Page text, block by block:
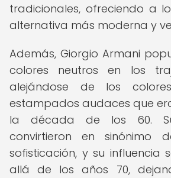
tradicionales, ofreciendo a
alternativa más moderna y
Además, Giorgio Armani
colores neutros en los
alejándose de los
estampados audaces que
la década de los 60.
convirtieron en sinónimo
sofisticación, y su influencia
allá de los años 70,